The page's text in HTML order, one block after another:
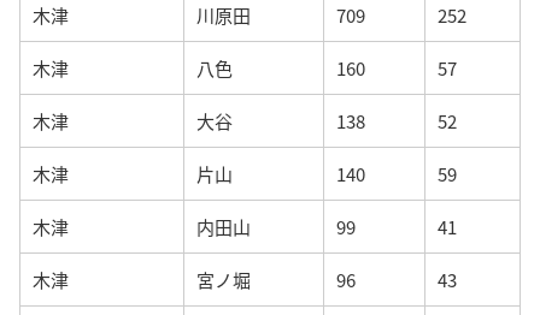
木津 川原田 709 252
木津 八色 160 57
木津 大谷 138 52
木津 片山 140 59
木津 内田山 99 41
木津 宮ノ堀 96 43